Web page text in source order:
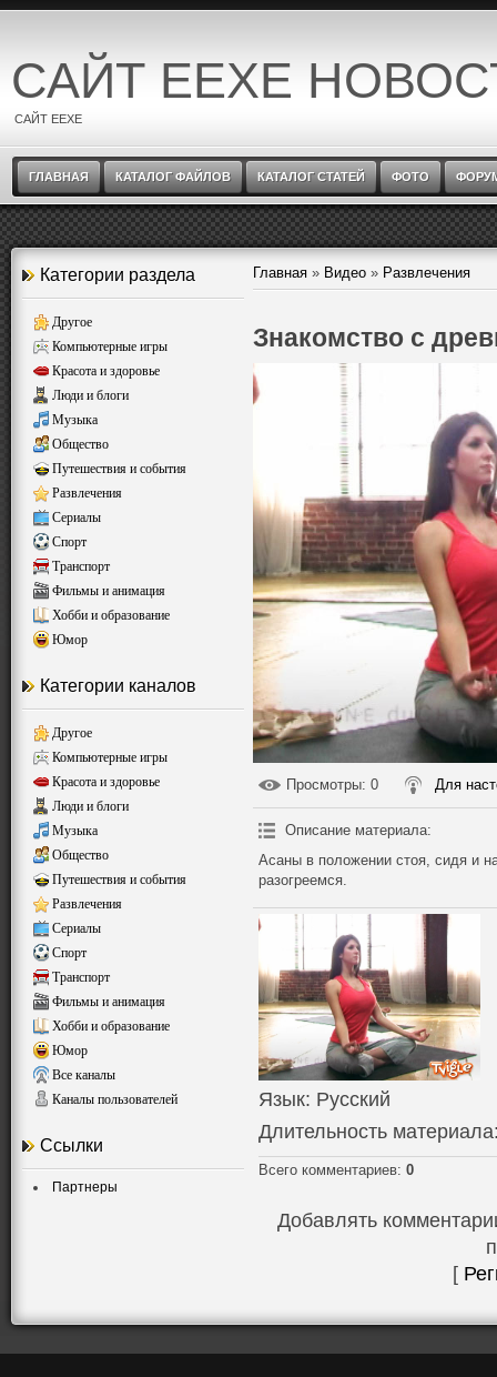
САЙТ EEXE
САЙТ EEXE
ГЛАВНАЯ КАТАЛОГ ФАЙЛОВ КАТАЛОГ СТАТЕЙ ФОТО
Категории раздела
Другое
Компьютерные игры
Красота и здоровье
Люди и блоги
Музыка
Общество
Путешествия и события
Развлечения
Сериалы
Спорт
Транспорт
Фильмы и анимация
Хобби и образование
Юмор
Категории каналов
Другое
Компьютерные игры
Красота и здоровье
Люди и блоги
Музыка
Общество
Путешествия и события
Развлечения
Сериалы
Спорт
Транспорт
Фильмы и анимация
Хобби и образование
Юмор
Все каналы
Каналы пользователей
Ссылки
Партнеры
Главная » Видео » Развлечения
Знакомство с
Просмотры: 0 Для
Описание материала:
Асаны в положении стоя, сидя и
разогреемся.
Язык: Русский
Длительность материала
Всего комментариев: 0
Добавлять
[